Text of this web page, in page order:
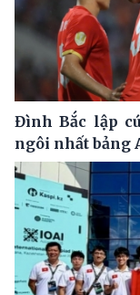
Đình Bắc lập
ngôi nhất bảng